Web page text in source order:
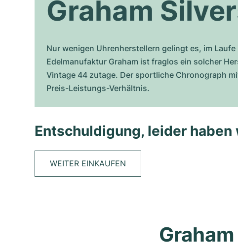
Graham
Nur wenigen Uhrenherstellern gelingt es, im
Edelmanufaktur Graham ist fraglos ein solcher
Vintage 44 zutage. Der sportliche Chronograph
Preis-Leistungs-Verhältnis.
Entschuldigung, leider
WEITER EINKAUFEN